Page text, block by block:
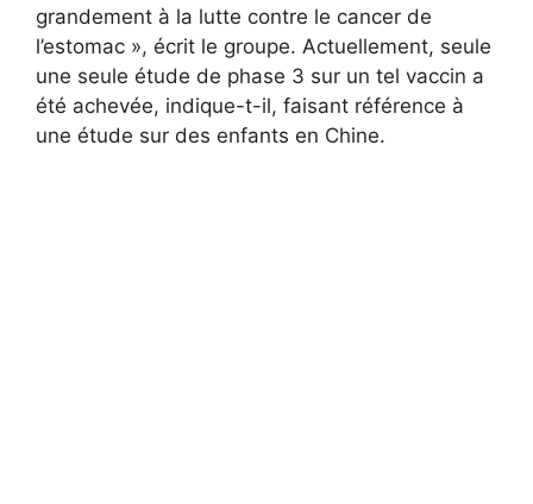
grandement à la lutte contre le cancer de
l’estomac », écrit le groupe. Actuellement, seule
une seule étude de phase 3 sur un tel vaccin a
été achevée, indique-t-il, faisant référence à
une étude sur des enfants en Chine.